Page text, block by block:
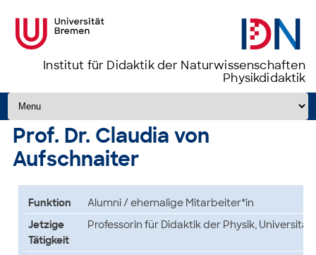
Institut für Didaktik der Naturwissenschaften
Physikdidaktik
Zum Inhalt springen
Prof. Dr. Claudia von
Aufschnaiter
Funktion
Alumni / ehemalige Mitarbeiter*in
Jetzige
Tätigkeit
Professorin für Didaktik der Physik, Universität